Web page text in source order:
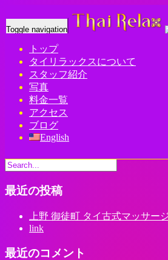
Toggle navigation
トップ
タイリラックスについて
スタッフ紹介
写真
料金一覧
アクセス
ブログ
English
Home -ザラ(…
ザラ(Zara)上野 御徒町 タイ古式マッ
最近の投稿
上野 御徒町 タイ古式マッサー
link
最近のコメント